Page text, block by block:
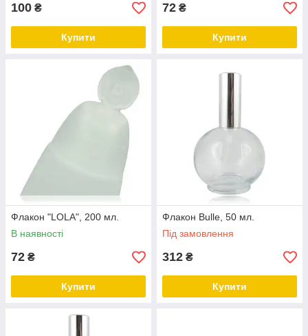
100 ₴
Купити
72 ₴
Купити
Флакон "LOLA", 200 мл.
В наявності
72 ₴
Купити
Флакон Bulle, 50 мл.
Під замовлення
312 ₴
Купити